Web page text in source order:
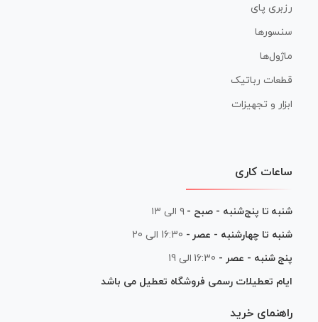
رزبری پای
سنسورها
ماژول‌ها
قطعات رباتیک
ابزار و تجهیزات
ساعات کاری
شنبه تا پنج‌شنبه - صبح - ۹ الی ۱۳
شنبه تا چهارشنبه - عصر - 16:30 الی 20
پنج شنبه - عصر - 16:30 الی 19
ایام تعطیلات رسمی فروشگاه تعطیل می باشد
راهنمای خرید